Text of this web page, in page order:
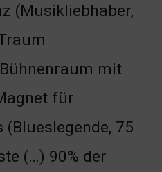
(Musikliebhaber,
mit
für
75
(…) 90% der